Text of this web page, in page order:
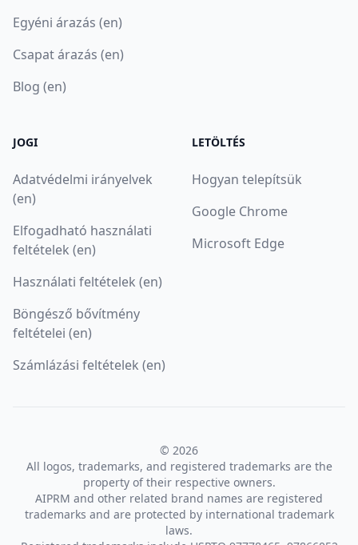
Egyéni árazás (en)
Csapat árazás (en)
Blog (en)
JOGI
Adatvédelmi irányelvek
(en)
Elfogadható használati
feltételek (en)
Használati feltételek (en)
Böngésző bővítmény
feltételei (en)
Számlázási feltételek (en)
LETÖLTÉS
Hogyan telepítsük
Google Chrome
Microsoft Edge
© 2026
All logos, trademarks, and registered trademarks are the
property of their respective owners.
AIPRM and other related brand names are registered
trademarks and are protected by international trademark
laws.